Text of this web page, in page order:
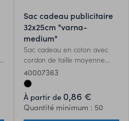
sac cadeau publicitaire
32x25cm "varna-
medium"
Sac cadeau en coton avec
cordon de taille moyenne.
Environ. 25 x 32cm. 105 gr /
m².
40007363
À partir de 0,86 €
Quantité minimum : 50